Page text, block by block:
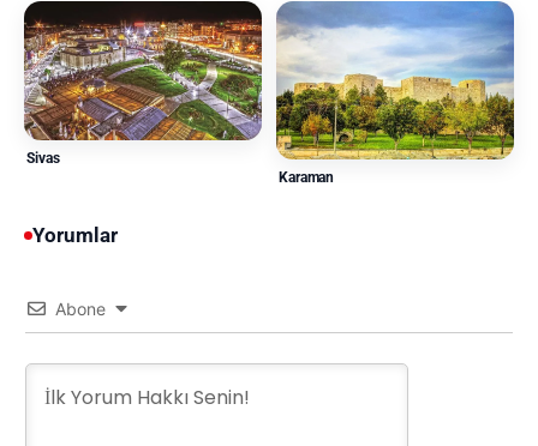
Sivas
Karaman
Yorumlar
Abone